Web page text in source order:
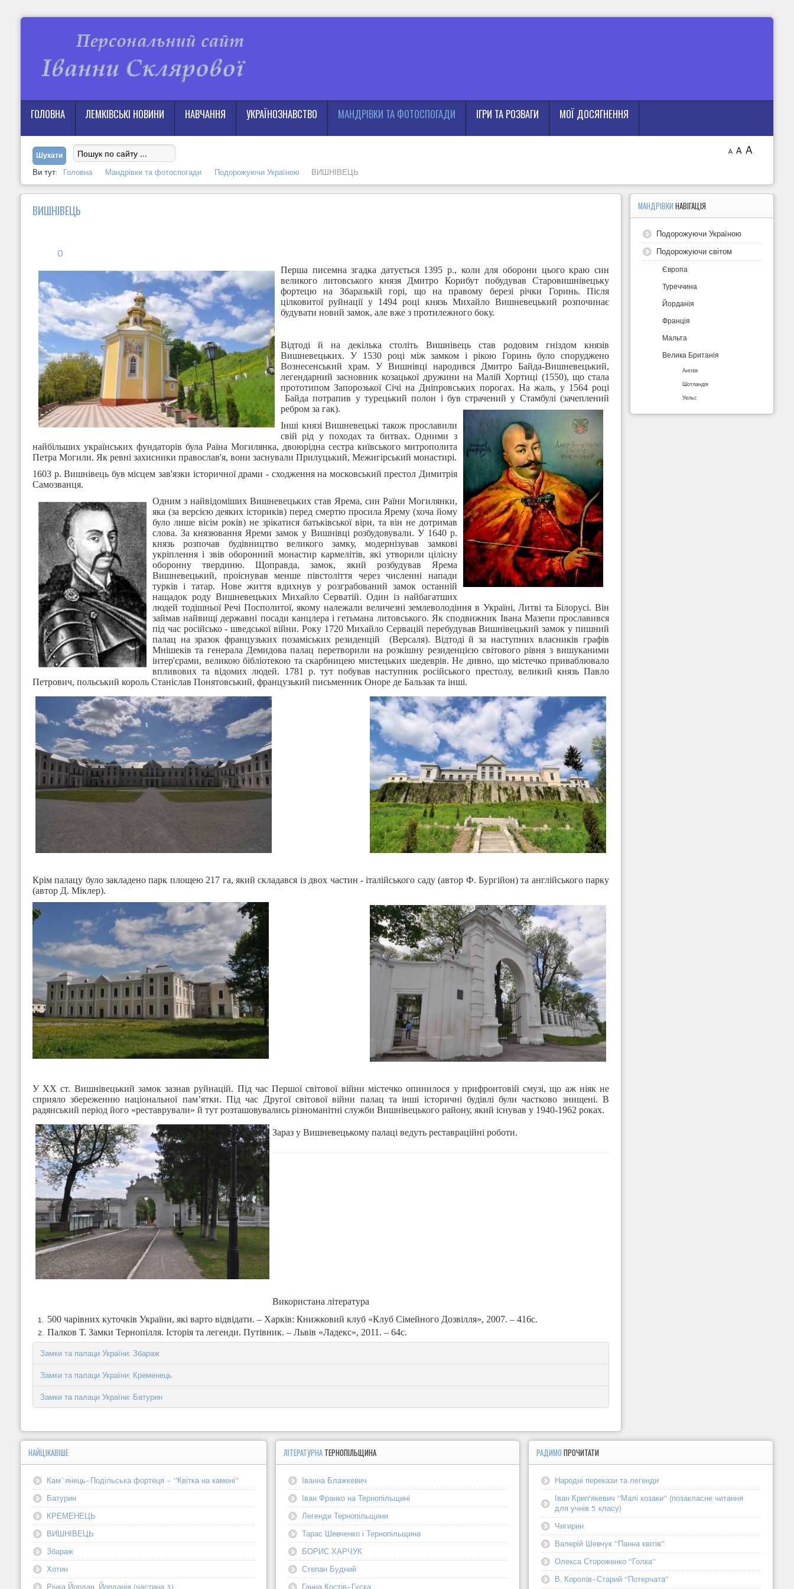
ГОЛОВНА ЛЕМКІВСЬКІ НОВИНИ НАВЧАННЯ УКРАЇНОЗНАВСТВО МАНДРІВКИ ТА ФОТОСПОГАДИ ІГРИ ТА РОЗВАГИ МОЇ ДОСЯГНЕННЯ
Ви тут: Головна Мандрівки та фотоспогади Подорожуючи Україною ВИШНІВЕЦЬ
A A A
ВИШНІВЕЦЬ
0
Перша писемна згадка датується 1395 р., коли для оборони цього краю син
великого литовського князя Дмитро Корибут побудував Старовишнівецьку
фортецю на Збаразькій горі, що на правому березі річки Горинь. Після
цілковитої руйнації у 1494 році князь Михайло Вишневецький розпочинає
будувати новий замок, але вже з протилежного боку.
Відтоді й на декілька століть Вишнівець став родовим гніздом князів
Вишневецьких. У 1530 році між замком і рікою Горинь було споруджено
Вознесенський храм. У Вишнівці народився Дмитро Байда-Вишневецький,
легендарний засновник козацької дружини на Малій Хортиці (1550), що стала
прототипом Запорозької Січі на Дніпровських порогах. На жаль, у 1564 році
Байда потрапив у турецький полон і був страчений у Стамбулі (зачеплений
ребром за гак).
Інші князі Вишневецькі також прославили
свій рід у походах та битвах. Одними з
найбільших українських фундаторів була Раїна Могилянка, двоюрідна сестра київського митрополита
Петра Могили. Як ревні захисники православ'я, вони заснували Прилуцький, Межигірський монастирі.
1603 р. Вишнівець був місцем зав'язки історичної драми - сходження на московський престол Димитрія
Самозванця.
Одним з найвідоміших Вишневецьких став Ярема, син Раїни Могилянки,
яка (за версією деяких істориків) перед смертю просила Ярему (хоча йому
було лише вісім років) не зрікатися батьківської віри, та він не дотримав
слова. За князювання Яреми замок у Вишнівці розбудовували. У 1640 р.
князь розпочав будівництво великого замку, модернізував замкові
укріплення і звів оборонний монастир кармелітів, які утворили цілісну
оборонну твердиню. Щоправда, замок, який розбудував Ярема
Вишневецький, проіснував менше півстоліття через численні напади
турків і татар. Нове життя вдихнув у розграбований замок останній
нащадок роду Вишневецьких Михайло Серватій. Один із найбагатших
людей тодішньої Речі Посполитої, якому належали величезні землеволодіння в Україні, Литві та Білорусі. Він
займав найвищі державні посади канцлера і гетьмана литовського. Як сподвижник Івана Мазепи прославився
під час російсько - шведської війни. Року 1720 Михайло Сервацій перебудував Вишнівецький замок у пишний
палац на зразок французьких позаміських резиденцій (Версаля). Відтоді й за наступних власників графів
Мнішеків та генерала Демидова палац перетворили на розкішну резиденцією світового рівня з вишуканими
інтер'єрами, великою бібліотекою та скарбницею мистецьких шедеврів. Не дивно, що містечко приваблювало
впливових та відомих людей. 1781 р. тут побував наступник російського престолу, великий князь Павло
Петрович, польський король Станіслав Понятовський, французький письменник Оноре де Бальзак та інші.
Крім палацу було закладено парк площею 217 га, який складався із двох частин - італійського саду (автор Ф. Бургійон) та англійського парку
(автор Д. Міклер).
У XX ст. Вишнівецький замок зазнав руйнацій. Під час Першої світової війни містечко опинилося у прифронтовій смузі, що аж ніяк не
сприяло збереженню національної пам’ятки. Під час Другої світової війни палац та інші історичні будівлі були частково знищені. В
радянський період його «реставрували» й тут розташовувались різноманітні служби Вишнівецького району, який існував у 1940-1962 роках.
Зараз у Вишневецькому палаці ведуть реставраційні роботи.
Використана література
500 чарівних куточків України, які варто відвідати. – Харків: Книжковий клуб «Клуб Сімейного Дозвілля», 2007. – 416с.
Палков Т. Замки Тернопілля. Історія та легенди. Путівник. – Львів «Ладекс», 2011. – 64с.
Замки та палаци України: Збараж
Замки та палаци України: Кременець
Замки та палаци України: Батурин
МАНДРІВКИНАВІГАЦІЯ
Подорожуючи Україною
Подорожуючи світом
Європа
Туреччина
Йорданія
Франція
Мальта
Велика Британія
Англія
Шотландія
Уельс
НАЙЦІКАВІШЕ
Кам`янець-Подільська фортеця - "Квітка на камені"
Батурин
КРЕМЕНЕЦЬ
ВИШНІВЕЦЬ
Збараж
Хотин
Річка Йордан. Йорданія (частина 3)
ЛІТЕРАТУРНА ТЕРНОПІЛЬЩИНА
Іванна Блажкевич
Іван Франко на Тернопільщині
Легенди Тернопільщини
Тарас Шевченко і Тернопільщина
БОРИС ХАРЧУК
Степан Будний
Ганна Костів-Гуска
РАДИМОПРОЧИТАТИ
Народні перекази та легенди
Іван Крип'якевич "Малі козаки" (позакласне читання
для учнів 5 класу)
Чигирин
Валерій Шевчук "Панна квітів"
Олекса Стороженко "Голка"
В. Королів-Старий "Потерчата"